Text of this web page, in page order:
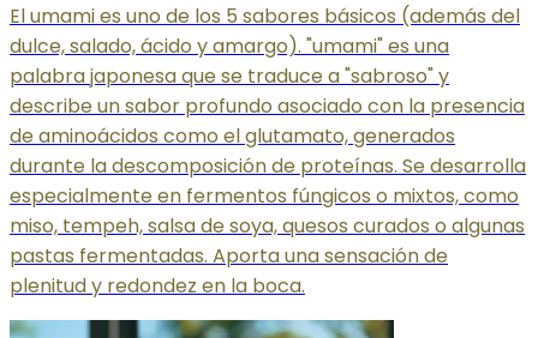
El umami es uno de los 5 sabores básicos (además del
dulce, salado, ácido y amargo). "umami" es una
palabra japonesa que se traduce a "sabroso" y
describe un sabor profundo asociado con la presencia
de aminoácidos como el glutamato, generados
durante la descomposición de proteínas. Se desarrolla
especialmente en fermentos fúngicos o mixtos, como
miso, tempeh, salsa de soya, quesos curados o algunas
pastas fermentadas. Aporta una sensación de
plenitud y redondez en la boca.